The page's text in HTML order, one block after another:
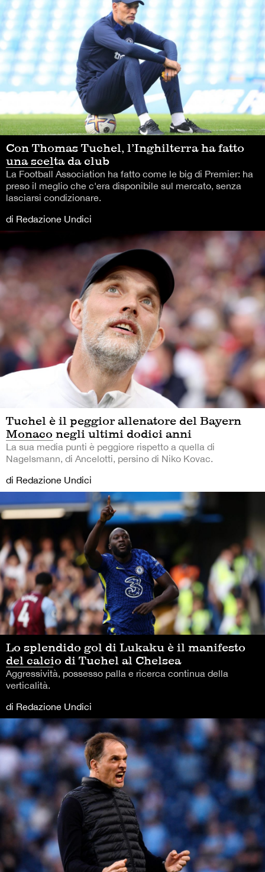
Con Thomas Tuchel, l’Inghilterra ha fatto
una scelta da club
La Football Association ha fatto come le big di Premier: ha
preso il meglio che c'era disponibile sul mercato, senza
lasciarsi condizionare.
di Redazione Undici
Tuchel è il peggior allenatore del Bayern
Monaco negli ultimi dodici anni
La sua media punti è peggiore rispetto a quella di
Nagelsmann, di Ancelotti, persino di Niko Kovac.
di Redazione Undici
Lo splendido gol di Lukaku è il manifesto
del calcio di Tuchel al Chelsea
Aggressività, possesso palla e ricerca continua della
verticalità.
di Redazione Undici